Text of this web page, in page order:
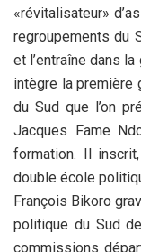
«révitalisateur»
regroupements du
et l’entraîne dans
intègre la première
du Sud que l’on
Jacques Fame
formation. Il
double école
François Bikoro
politique du Sud
commissions